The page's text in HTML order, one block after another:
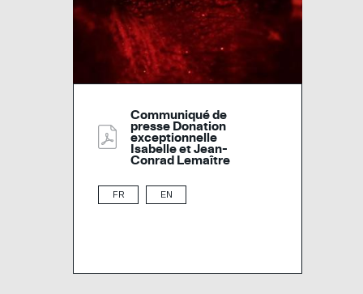
Communiqué de
presse Donation
exceptionnelle
Isabelle et Jean-
Conrad Lemaître
FR EN